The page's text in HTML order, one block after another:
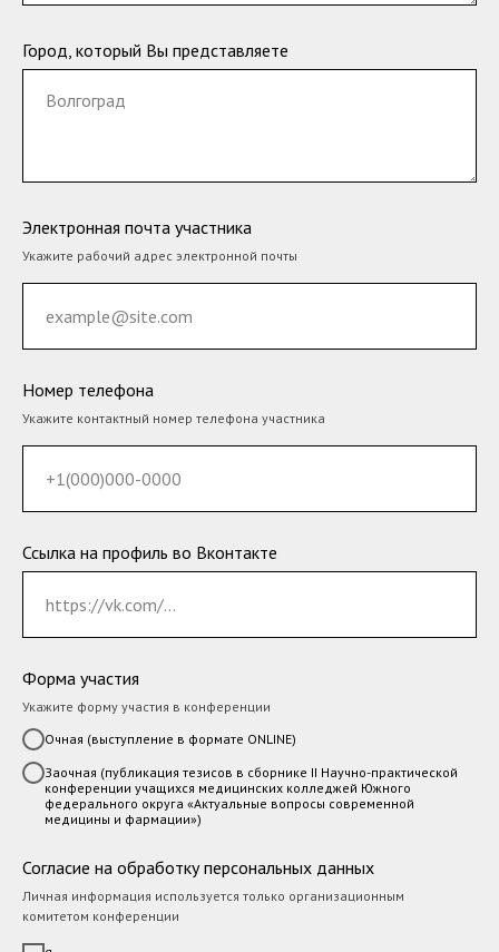
Город, который Вы представляете
Электронная почта участника
Укажите рабочий адрес электронной почты
Номер телефона
Укажите контактный номер телефона участника
Ссылка на профиль во Вконтакте
Форма участия
Укажите форму участия в конференции
Очная (выступление в формате ONLINE)
Заочная (публикация тезисов в сборнике II Научно-практической
конференции учащихся медицинских колледжей Южного
федерального округа «Актуальные вопросы современной
медицины и фармации»)
Согласие на обработку персональных данных
Личная информация используется только организационным
комитетом конференции